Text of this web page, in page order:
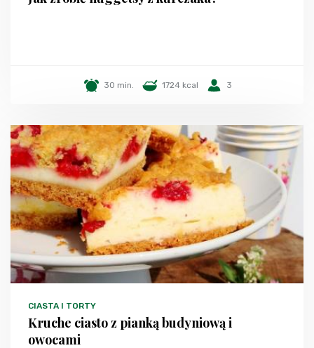
30 min. 1724 kcal 3
CIASTA I TORTY
Kruche ciasto z pianką budyniową i
owocami